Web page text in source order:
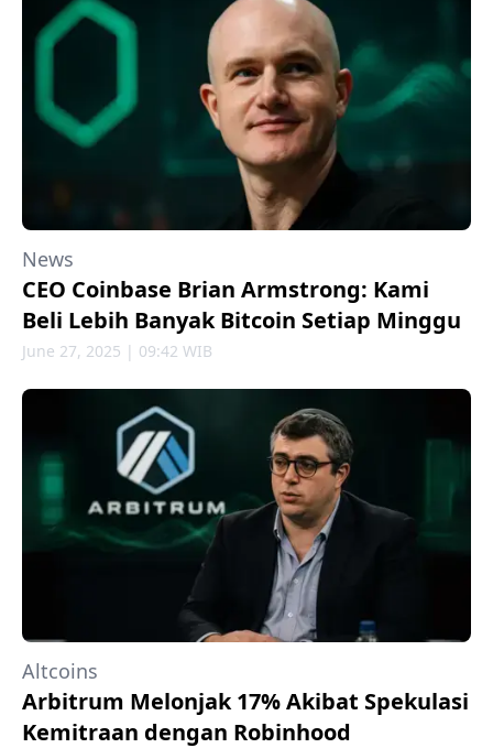
News
CEO Coinbase Brian Armstrong: Kami
Beli Lebih Banyak Bitcoin Setiap Minggu
June 27, 2025 | 09:42 WIB
Altcoins
Arbitrum Melonjak 17% Akibat Spekulasi
Kemitraan dengan Robinhood